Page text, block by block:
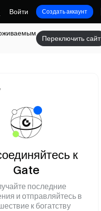
Награды
Войти Создать аккаунт
Переключить сайт
к
Gate
последние
и отправляйтесь в
к богатству